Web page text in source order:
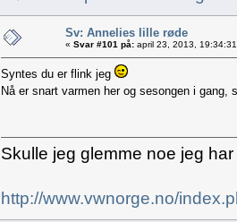
Sv: Annelies lille røde
« Svar #101 på: april 23, 2013,
Syntes du er flink jeg
Nå er snart varmen her og sesongen i
Skulle jeg glemme noe jeg
http://www.vwnorge.no/